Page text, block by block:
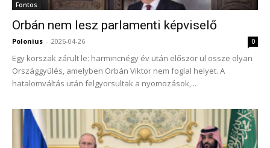
Fontos
Orbán nem lesz parlamenti képviselő
Polonius - 2026-04-26 0
Egy korszak zárult le: harmincnégy év után először ül össze olyan
Országgyűlés, amelyben Orbán Viktor nem foglal helyet. A
hatalomváltás után felgyorsultak a nyomozások,...